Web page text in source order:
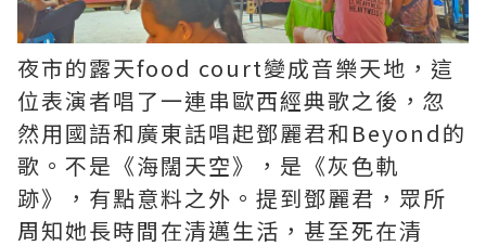
夜市的露天food court變成音樂天地，這
位表演者唱了一連串歐西經典歌之後，忽
然用國語和廣東話唱起鄧麗君和Beyond的
歌。不是《海闊天空》，是《灰色軌
跡》，有點意料之外。提到鄧麗君，眾所
周知她長時間在清邁生活，甚至死在清